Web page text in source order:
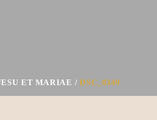
ET MARIAE DSC_0349